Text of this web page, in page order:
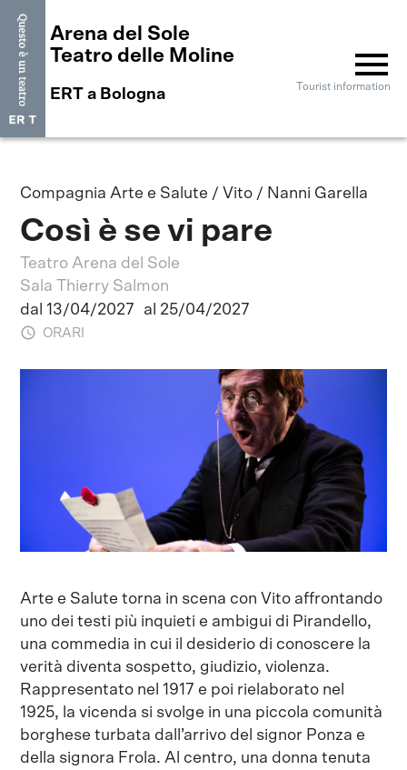
Arena del Sole
Teatro delle Moline
ERT a Bologna
menu
Tourist information
Compagnia Arte e Salute / Vito / Nanni Garella
Così è se vi pare
Teatro Arena del Sole
Sala Thierry Salmon
dal 13/04/2027
al 25/04/2027
ORARI
Arte e Salute torna in scena con Vito affrontando
uno dei testi più inquieti e ambigui di Pirandello,
una commedia in cui il desiderio di conoscere la
verità diventa sospetto, giudizio, violenza.
Rappresentato nel 1917 e poi rielaborato nel
1925, la vicenda si svolge in una piccola comunità
borghese turbata dall’arrivo del signor Ponza e
della signora Frola. Al centro, una donna tenuta